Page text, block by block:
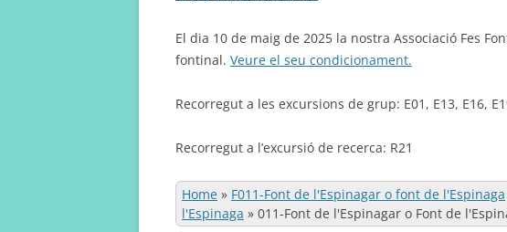
El dia 10 de maig de 2025 la nostra Associació Fes
fontinal. Veure el seu condicionament.
Recorregut a les excursions de grup: E01, E13, E16,
Recorregut a l’excursió de recerca: R21
Home » F011-Font de l'Espinagar o font de l'Espinaga
l'Espinaga » 011-Font de l'Espinagar o Font de